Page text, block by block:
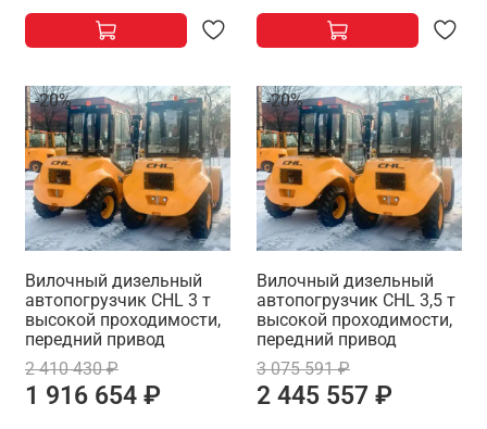
-20%
Вилочный дизельный
автопогрузчик CHL 3 т
высокой проходимости,
передний привод
2 410 430 ₽
1 916 654 ₽
-20%
Вилочный дизельный
автопогрузчик CHL 3,5 т
высокой проходимости,
передний привод
3 075 591 ₽
2 445 557 ₽